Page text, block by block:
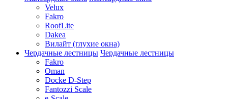
Velux
Fakro
RoofLite
Dakea
Вилайт (глухие окна)
Чердачные лестницы Чердачные лестницы
Fakro
Oman
Docke D-Step
Fantozzi Scale